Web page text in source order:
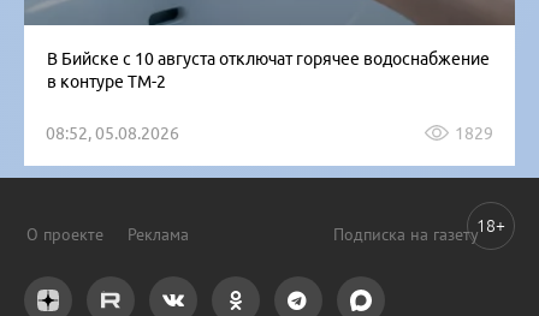
В Бийске с 10 августа отключат горячее водоснабжение
в контуре ТМ-2
08:52, 05.08.2026 1829
О проекте Реклама Подписка на газету18+